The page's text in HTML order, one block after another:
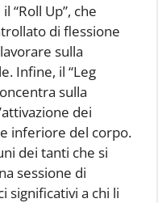
“Roll Up”, che
di flessione
sulla
Infine, il “Leg
sulla
dei
inferiore del corpo.
dei tanti che si
sessione di
significativi a chi li